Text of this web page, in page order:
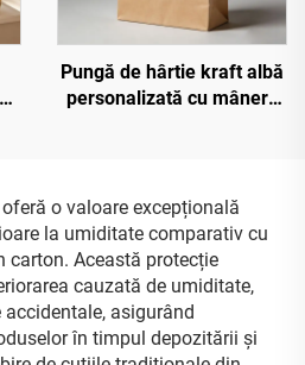
Pungă de hârtie kraft albă
personalizată cu mânere
o valoare excepțională
la umiditate comparativ cu
carton. Această protecție
cauzată de umiditate,
asigurând
în timpul depozitării și